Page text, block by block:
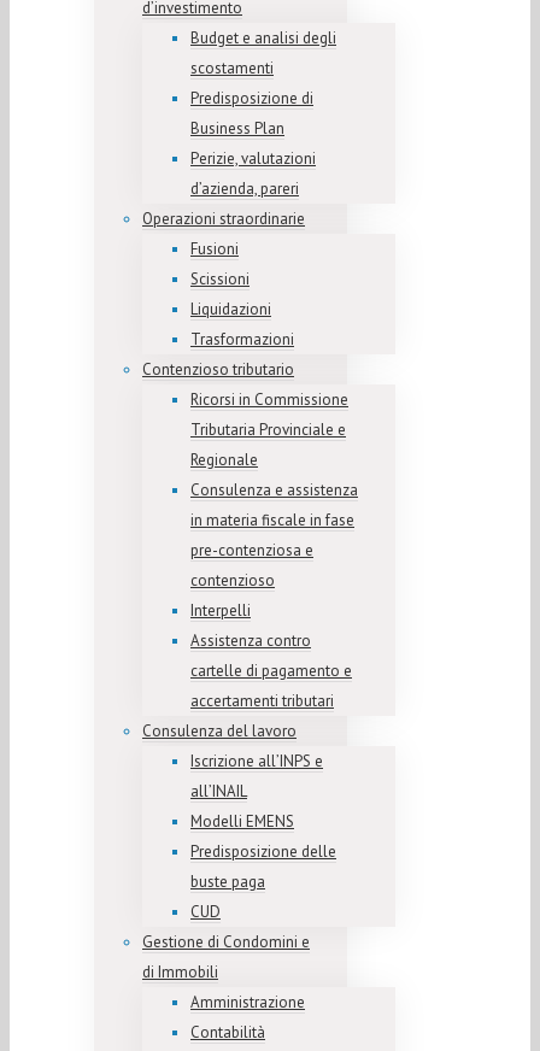
d’investimento
Budget e analisi degli
scostamenti
Predisposizione di
Business Plan
Perizie, valutazioni
d’azienda, pareri
Operazioni straordinarie
Fusioni
Scissioni
Liquidazioni
Trasformazioni
Contenzioso tributario
Ricorsi in Commissione
Tributaria Provinciale e
Regionale
Consulenza e assistenza
in materia fiscale in fase
pre-contenziosa e
contenzioso
Interpelli
Assistenza contro
cartelle di pagamento e
accertamenti tributari
Consulenza del lavoro
Iscrizione all’INPS e
all’INAIL
Modelli EMENS
Predisposizione delle
buste paga
CUD
Gestione di Condomini e
di Immobili
Amministrazione
Contabilità